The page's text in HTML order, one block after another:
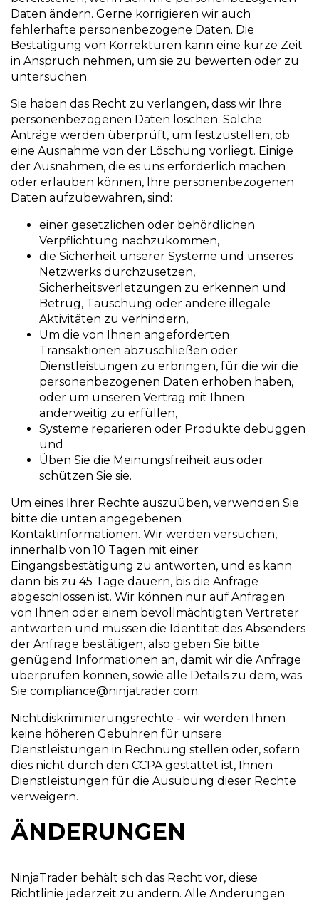
Daten ändern. Gerne korrigieren wir auch
fehlerhafte personenbezogene Daten. Die
Bestätigung von Korrekturen kann eine kurze Zeit
in Anspruch nehmen, um sie zu bewerten oder zu
untersuchen.
Sie haben das Recht zu verlangen, dass wir Ihre
personenbezogenen Daten löschen. Solche
Anträge werden überprüft, um festzustellen, ob
eine Ausnahme von der Löschung vorliegt. Einige
der Ausnahmen, die es uns erforderlich machen
oder erlauben können, Ihre personenbezogenen
Daten aufzubewahren, sind:
einer gesetzlichen oder behördlichen
Verpflichtung nachzukommen,
die Sicherheit unserer Systeme und unseres
Netzwerks durchzusetzen,
Sicherheitsverletzungen zu erkennen und
Betrug, Täuschung oder andere illegale
Aktivitäten zu verhindern,
Um die von Ihnen angeforderten
Transaktionen abzuschließen oder
Dienstleistungen zu erbringen, für die wir die
personenbezogenen Daten erhoben haben,
oder um unseren Vertrag mit Ihnen
anderweitig zu erfüllen,
Systeme reparieren oder Produkte debuggen
und
Üben Sie die Meinungsfreiheit aus oder
schützen Sie sie.
Um eines Ihrer Rechte auszuüben, verwenden Sie
bitte die unten angegebenen
Kontaktinformationen. Wir werden versuchen,
innerhalb von 10 Tagen mit einer
Eingangsbestätigung zu antworten, und es kann
dann bis zu 45 Tage dauern, bis die Anfrage
abgeschlossen ist. Wir können nur auf Anfragen
von Ihnen oder einem bevollmächtigten Vertreter
antworten und müssen die Identität des Absenders
der Anfrage bestätigen, also geben Sie bitte
genügend Informationen an, damit wir die Anfrage
überprüfen können, sowie alle Details zu dem, was
Sie compliance@ninjatrader.com.
Nichtdiskriminierungsrechte - wir werden Ihnen
keine höheren Gebühren für unsere
Dienstleistungen in Rechnung stellen oder, sofern
dies nicht durch den CCPA gestattet ist, Ihnen
Dienstleistungen für die Ausübung dieser Rechte
verweigern.
ÄNDERUNGEN
NinjaTrader behält sich das Recht vor, diese
Richtlinie jederzeit zu ändern. Alle Änderungen